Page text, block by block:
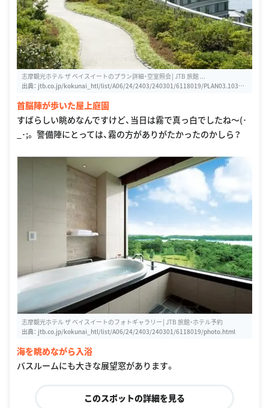
志摩観光ホテル ザ ベイスイートのプラン詳細・空室照会│JTB 旅館 ...
出典： jtb.co.jp/kokunai_htl/list/A06/24/2403/240301/6118019/PLAN03.10300
首脳陣が歩いた屋上庭園
すばらしい眺めなんですけど、当日は霧で真っ白でしたね〜(･
_･;。 警備陣にとっては、霧の方がありがたかったのかしら？
志摩観光ホテル ザ ベイスイートのフォトギャラリー│JTB 旅館・ホテル予約
出典： jtb.co.jp/kokunai_htl/list/A06/24/2403/240301/6118019/photo.html
海を眺めながら入浴
バスルームにも大きな展望窓があります。
このスポットの詳細を見る